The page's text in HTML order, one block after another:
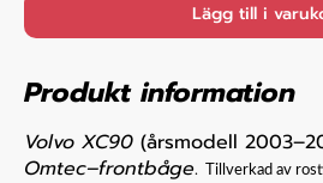
Lägg till i
Produkt information
Volvo XC90 (årsmodell
Omtec–frontbåge.
Tillverkad av